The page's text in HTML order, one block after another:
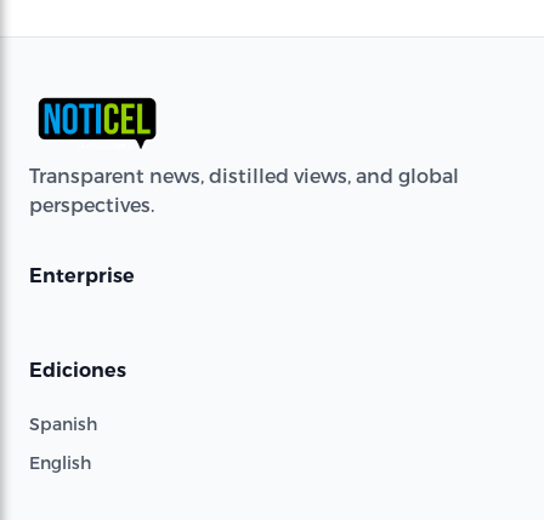
Transparent news, distilled views, and global
perspectives.
Enterprise
Ediciones
Spanish
English